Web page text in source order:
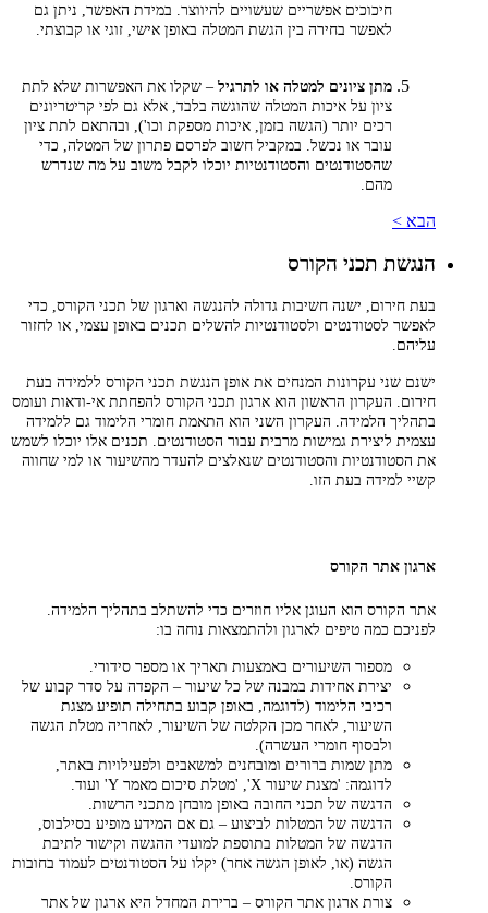
חיכוכים אפשריים שעשויים להיווצר. במידת האפשר, ניתן גם
לאפשר בחירה בין הגשת המטלה באופן אישי, זוגי או קבוצתי.
מתן ציונים למטלה או לתרגיל – שקלו את האפשרות שלא לתת
ציון על איכות המטלה שהוגשה בלבד, אלא גם לפי קריטריונים
רכים יותר (הגשה בזמן, איכות מספקת וכו'), ובהתאם לתת ציון
עובר או נכשל. במקביל חשוב לפרסם פתרון של המטלה, כדי
שהסטודנטים והסטודנטיות יוכלו לקבל משוב על מה שנדרש
מהם.
הבא >
הנגשת תכני הקורס
בעת חירום, ישנה חשיבות גדולה להנגשה וארגון של תכני הקורס, כדי
לאפשר לסטודנטים ולסטודנטיות להשלים תכנים באופן עצמי, או לחזור
עליהם.
ישנם שני עקרונות המנחים את אופן הנגשת תכני הקורס ללמידה בעת
חירום. העקרון הראשון הוא ארגון תכני הקורס להפחתת אי-ודאות ועומס
בתהליך הלמידה. העקרון השני הוא התאמת חומרי הלימוד גם ללמידה
עצמית ליצירת גמישות מרבית עבור הסטודנטים. תכנים אלו יוכלו לשמש
את הסטודנטיות והסטודנטים שנאלצים להעדר מהשיעור או למי שחווה
קשיי למידה בעת הזו.
ארגון אתר הקורס
אתר הקורס הוא העוגן אליו חוזרים כדי להשתלב בתהליך הלמידה.
לפניכם כמה טיפים לארגון ולהתמצאות נוחה בו:
מספור השיעורים באמצעות תאריך או מספר סידורי.
יצירת אחידות במבנה של כל שיעור – הקפדה על סדר קבוע של
רכיבי הלימוד (לדוגמה, באופן קבוע בתחילה תופיע מצגת
השיעור, לאחר מכן הקלטה של השיעור, לאחריה מטלת הגשה
ולבסוף חומרי העשרה).
מתן שמות ברורים ומובחנים למשאבים ולפעילויות באתר,
לדוגמה: 'מצגת שיעור X', 'מטלת סיכום מאמר Y' ועוד.
הדגשה של תכני החובה באופן מובחן מתכני הרשות.
הדגשה של המטלות לביצוע – גם אם המידע מופיע בסילבוס,
הדגשה של המטלות בתוספת למועדי ההגשה וקישור לתיבת
הגשה (או, לאופן הגשה אחר) יקלו על הסטודנטים לעמוד בחובות
הקורס.
צורת ארגון אתר הקורס – ברירת המחדל היא ארגון של אתר